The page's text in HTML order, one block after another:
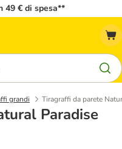
49 € di spesa**
grandi Tiragraffi da parete
Paradise